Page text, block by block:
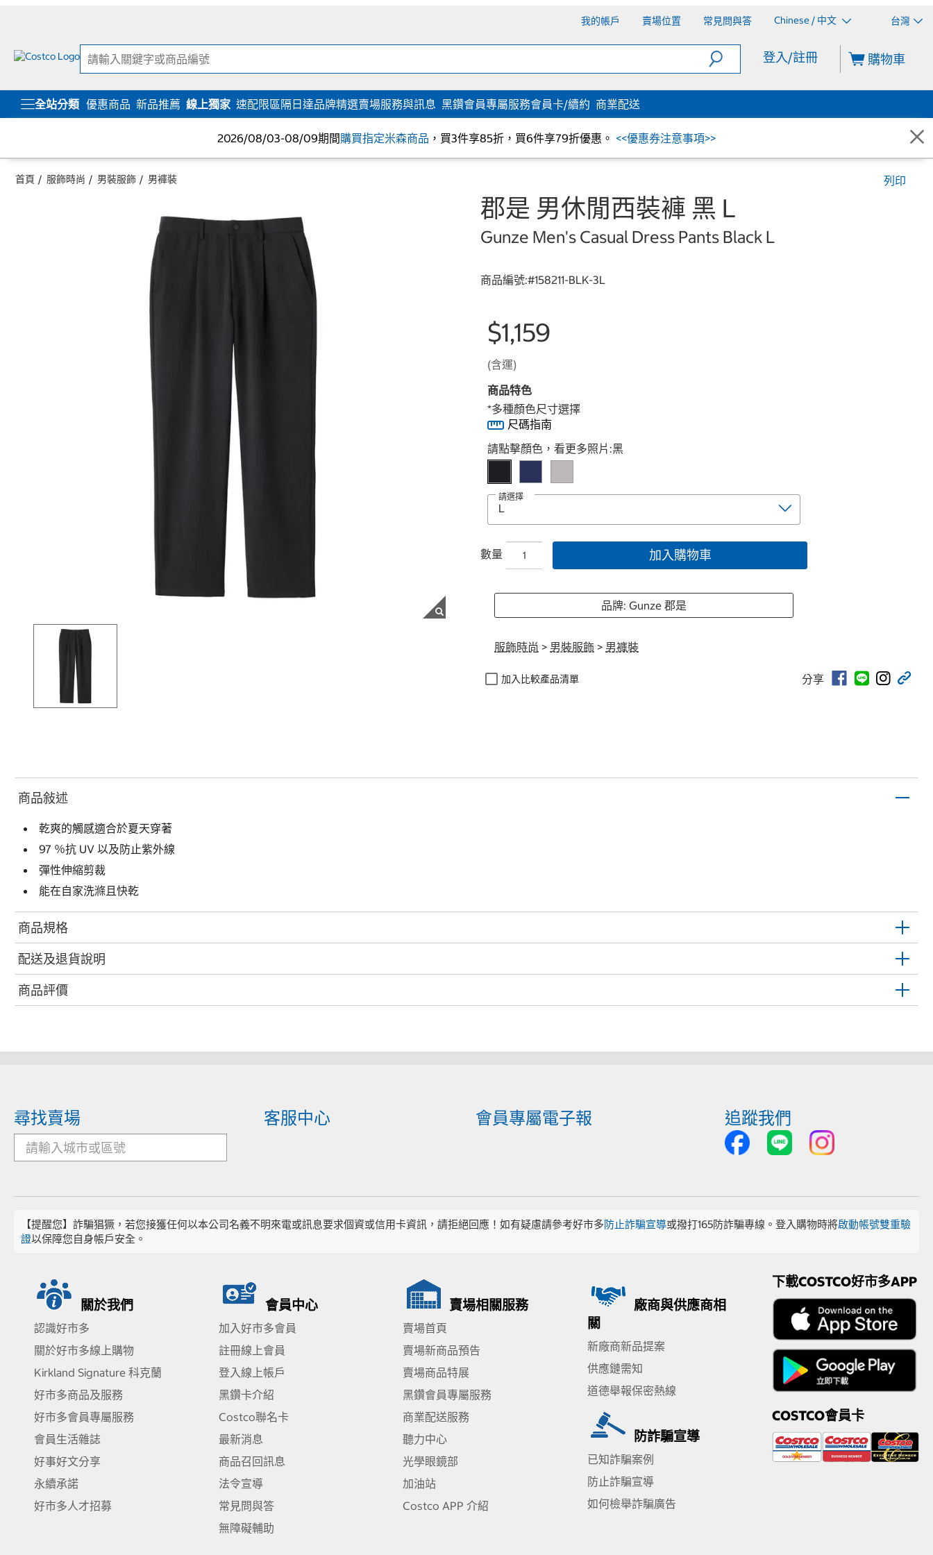
我的帳戶 賣場位置 常見問與答 Chinese / 中文 台灣
登入/註冊 購物車
全站分類 優惠商品 新品推薦 線上獨家 速配限區隔日達品牌精選賣場服務與訊息 黑鑽會員專屬服務會員卡/續約 商業配送
2026/08/03-08/09期間購買指定米森商品 ，買3件享85折，買6件享79折優惠。 <<優惠券注意事項>>
首頁 服飾時尚 男裝服飾 男褲裝 列印
郡是 男休閒西裝褲 黑 L
Gunze Men's Casual Dress Pants Black L
商品編號:#158211-BLK-3L
$1,159
(含運)
商品特色
*多種顏色尺寸選擇
尺碼指南
Select product
請點擊顏色，看更多照片:黑
請選擇
數量 加入購物車
品牌: Gunze 郡是
服飾時尚 > 男裝服飾 > 男褲裝
加入比較產品清單 分享
商品敍述
乾爽的觸感適合於夏天穿著
97 ％抗 UV 以及防止紫外線
彈性伸縮剪裁
能在自家洗滌且快乾
商品規格
配送及退貨說明
商品評價
尋找賣場 客服中心 會員專屬電子報 追蹤我們
【提醒您】詐騙猖獗，若您接獲任何以本公司名義不明來電或訊息要求個資或信用卡資訊，請拒絕回應！如有疑慮請參考好市多防止詐騙宣導或撥打165防詐騙專線。登入購物時將啟動帳號雙重驗
證以保障您自身帳戶安全。
關於我們
認識好市多
關於好市多線上購物
Kirkland Signature 科克蘭
好市多商品及服務
好市多會員專屬服務
會員生活雜誌
好事好文分享
永續承諾
好市多人才招募
會員中心
加入好市多會員
註冊線上會員
登入線上帳戶
黑鑽卡介紹
Costco聯名卡
最新消息
商品召回訊息
法令宣導
常見問與答
無障礙輔助
賣場相關服務
賣場首頁
賣場新商品預告
賣場商品特展
黑鑽會員專屬服務
商業配送服務
聽力中心
光學眼鏡部
加油站
Costco APP 介紹
廠商與供應商相
關
新廠商新品提案
供應鏈需知
道德舉報保密熱線
防詐騙宣導
已知詐騙案例
防止詐騙宣導
如何檢舉詐騙廣告
下載COSTCO好市多APP
COSTCO會員卡